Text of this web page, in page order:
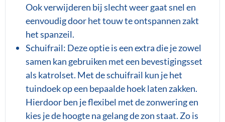
Ook verwijderen bij slecht weer gaat snel en
eenvoudig door het touw te ontspannen zakt
het spanzeil.
Schuifrail: Deze optie is een extra die je zowel
samen kan gebruiken met een bevestigingsset
als katrolset. Met de schuifrail kun je het
tuindoek op een bepaalde hoek laten zakken.
Hierdoor ben je flexibel met de zonwering en
kies je de hoogte na gelang de zon staat. Zo is